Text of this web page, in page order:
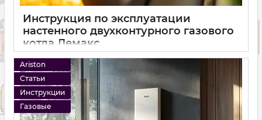
Инструкция по эксплуатации
настенного двухконтурного газового
котла Лемакс
11 01 2025 0
Ariston
Статьи
Инструкции
Газовые